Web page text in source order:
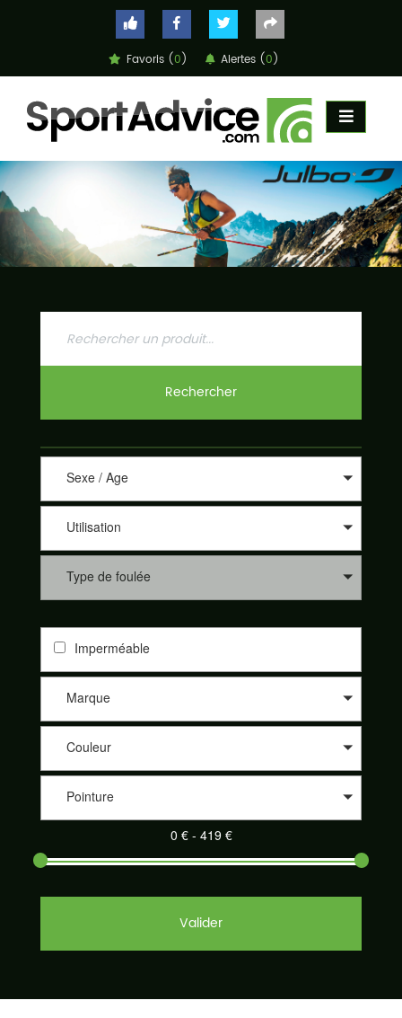
Favoris (0) Alertes (0)
COMPARATEUR
CONSEILS
CONTACT
Rechercher
Sexe / Age
Utilisation
Type de foulée
Imperméable
Marque
Couleur
Pointure
Valider